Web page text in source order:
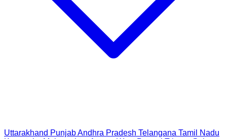
Uttarakhand PunjabAndhra Pradesh Telangana Tamil Nadu